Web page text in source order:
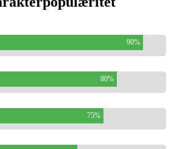
90%
80%
75%